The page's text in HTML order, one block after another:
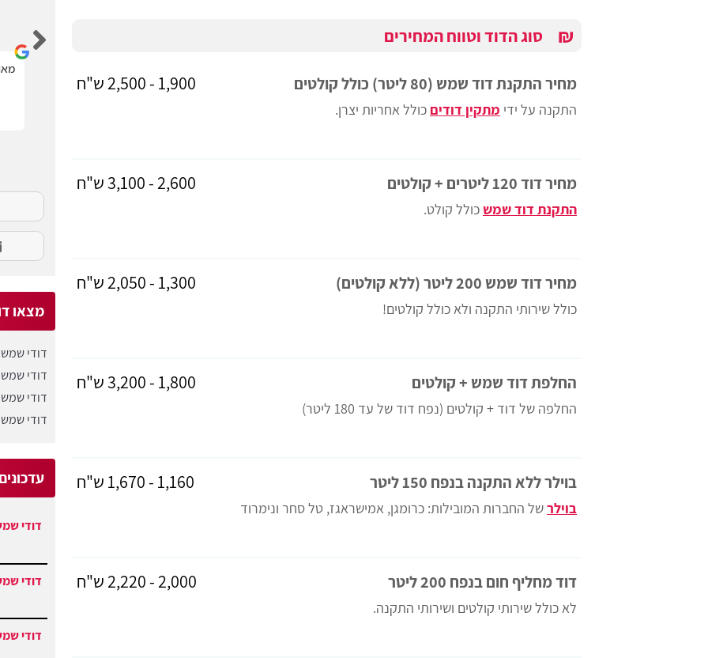
₪ סוג הדוד וטווח המחירים
מחיר התקנת דוד שמש (80 ליטר) כולל קולטים
התקנה על ידי מתקין דודים כולל אחריות יצרן.
1,900 - 2,500 ש"ח
מחיר דוד 120 ליטרים + קולטים
התקנת דוד שמשכולל קולט.
2,600 - 3,100 ש"ח
מחיר דוד שמש 200 ליטר (ללא קולטים)
כולל שירותי התקנה ולא כולל קולטים!
1,300 - 2,050 ש"ח
החלפת דוד שמש + קולטים
החלפה של דוד + קולטים (נפח דוד של עד 180 ליטר)
1,800 - 3,200 ש"ח
בוילר ללא התקנה בנפח 150 ליטר
בוילרשל החברות המובילות: כרומגן, אמישראגז, טל סחר ונימרוד
1,160 - 1,670 ש"ח
דוד מחליף חום בנפח 200 ליטר
לא כולל שירותי קולטים ושירותי התקנה.
2,000 - 2,220 ש"ח
האתר מובן גם למי שאינו שולט באינטרנט
מצאו
דודי
דודי שמש
דודי
דודי שמש
דודי
דודי
דודי